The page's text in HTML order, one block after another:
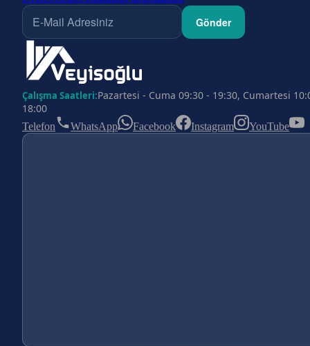
Gönder
Çalışma Saatleri:Pazartesi - Cuma 09:30 - 19:30, Cumartesi
18:00
Telefon WhatsApp Facebook Instagram YouTube